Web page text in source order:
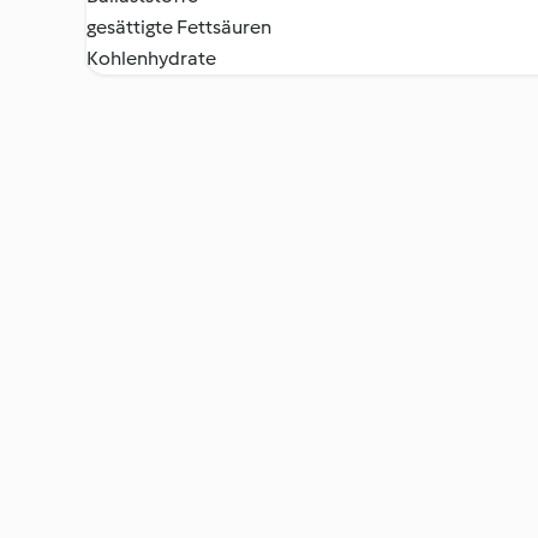
gesättigte Fettsäuren
Kohlenhydrate